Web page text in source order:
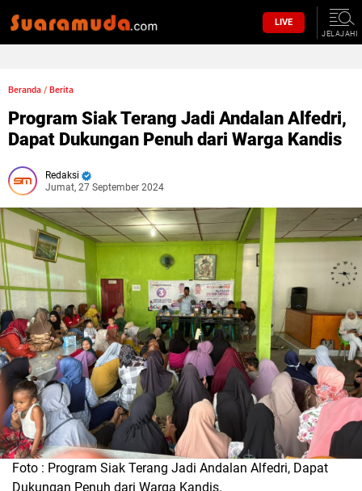
LIVE
JELAJAHI
Beranda / Berita
Program Siak Terang Jadi Andalan Alfedri,
Dapat Dukungan Penuh dari Warga Kandis
Redaksi
Jumat, 27 September 2024
Foto : Program Siak Terang Jadi Andalan Alfedri, Dapat
Dukungan Penuh dari Warga Kandis.